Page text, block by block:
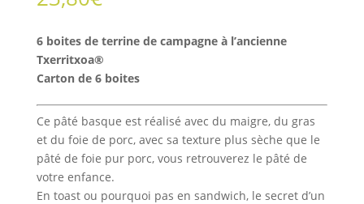
6 boites de terrine de campagne à l’ancienne
Txerritxoa®
Carton de 6 boites
Ce pâté basque est réalisé avec du maigre, du gras
et du foie de porc, avec sa texture plus sèche que le
pâté de foie pur porc, vous retrouverez le pâté de
votre enfance.
En toast ou pourquoi pas en sandwich, le secret d’un